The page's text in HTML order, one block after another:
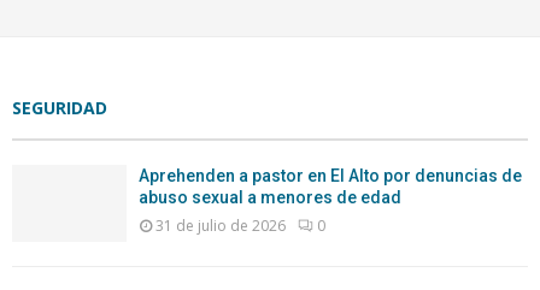
SEGURIDAD
Aprehenden a pastor en El Alto por denuncias de
abuso sexual a menores de edad
31 de julio de 2026 0